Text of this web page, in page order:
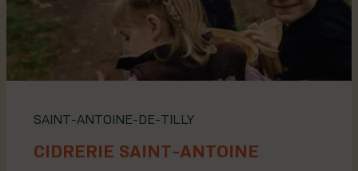
SAINT-ANTOINE-DE-TILLY
CIDRERIE SAINT-ANTOINE